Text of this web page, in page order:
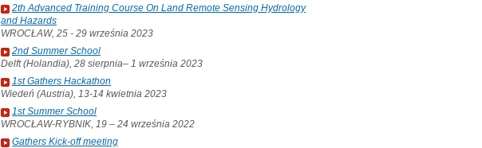
2th Advanced Training Course On Land Remote Sensing Hydrology
and Hazards
WROCŁAW, 25 - 29 września 2023
2nd Summer School
Delft (Holandia), 28 sierpnia– 1 września 2023
1st Gathers Hackathon
Wiedeń (Austria), 13-14 kwietnia 2023
1st Summer School
WROCŁAW-RYBNIK, 19 – 24 września 2022
Gathers Kick-off meeting